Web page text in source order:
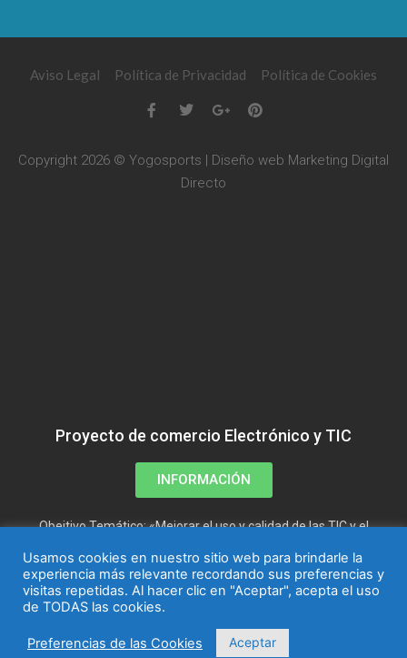
Aviso Legal Política de Privacidad Política de Cookies
Copyright 2026 © Yogosports | Diseño web Marketing Digital
Directo
Proyecto de comercio Electrónico y TIC
INFORMACIÓN
Obejtivo Temático: «Mejorar el uso y calidad de las TIC y el
Usamos cookies en nuestro sitio web para brindarle la
experiencia más relevante recordando sus preferencias y
visitas repetidas. Al hacer clic en "Aceptar", acepta el uso
de TODAS las cookies.
Preferencias de las Cookies Aceptar